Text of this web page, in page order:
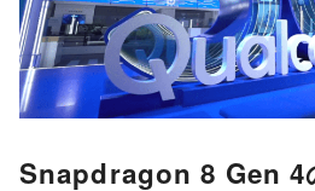
Snapdragon 8 Gen 4